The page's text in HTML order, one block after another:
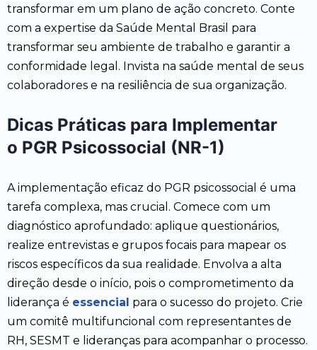
transformar em um plano de ação concreto. Conte
com a expertise da Saúde Mental Brasil para
transformar seu ambiente de trabalho e garantir a
conformidade legal. Invista na saúde mental de seus
colaboradores e na resiliência de sua organização.
Dicas Práticas para Implementar
o PGR Psicossocial (NR-1)
A implementação eficaz do PGR psicossocial é uma
tarefa complexa, mas crucial. Comece com um
diagnóstico aprofundado: aplique questionários,
realize entrevistas e grupos focais para mapear os
riscos específicos da sua realidade. Envolva a alta
direção desde o início, pois o comprometimento da
liderança é essencial para o sucesso do projeto. Crie
um comitê multifuncional com representantes de
RH, SESMT e lideranças para acompanhar o processo.